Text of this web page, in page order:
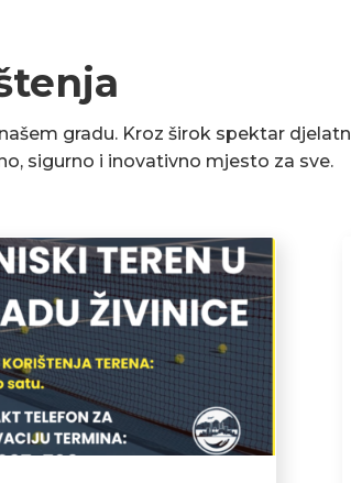
gradu. Kroz širok spektar
sigurno i inovativno mjesto za sve.